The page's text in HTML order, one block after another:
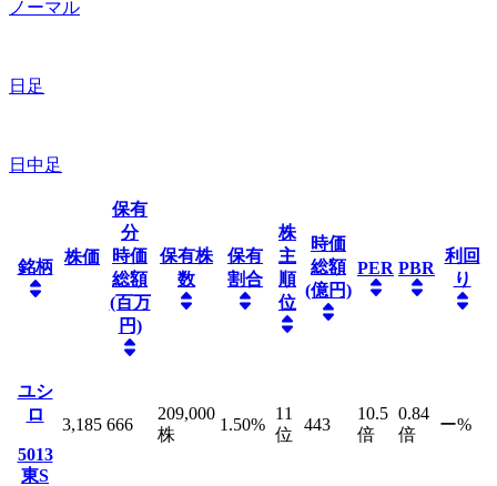
ノーマル
日足
日中足
銘柄
株価
保有
分
時価
総額
(百万
円)
保有株
数
保有
割合
株
主
順
位
時価
総額
(億円)
PER PBR
利回
り
ユシ
ロ
5013
東S
3,185 666
209,000
株
1.50%
11
位
443
10.5
倍
0.84
倍
ー%